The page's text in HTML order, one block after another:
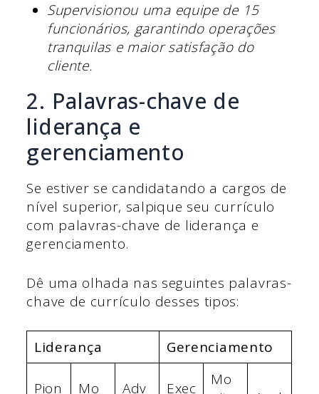
Supervisionou uma equipe de 15
funcionários, garantindo operações
tranquilas e maior satisfação do
cliente.
2. Palavras-chave de
liderança e
gerenciamento
Se estiver se candidatando a cargos de
nível superior, salpique seu currículo
com palavras-chave de liderança e
gerenciamento.
Dê uma olhada nas seguintes palavras-
chave de currículo desses tipos:
Liderança Gerenciamento
Pion Mo Adv Exec
Mo